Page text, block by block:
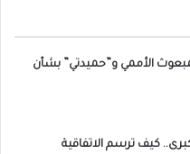
الأممي و”حميدتي” بشأن
كيف ترسم الاتفاقية